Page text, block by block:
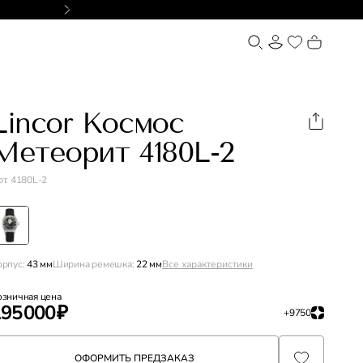
Космос
4180L-2
4180L-2
43 ммШирина ремешка: 22 ммВсе характеристики
цена
000 ₽ +9750
ОФОРМИТЬ ПРЕДЗАКАЗ